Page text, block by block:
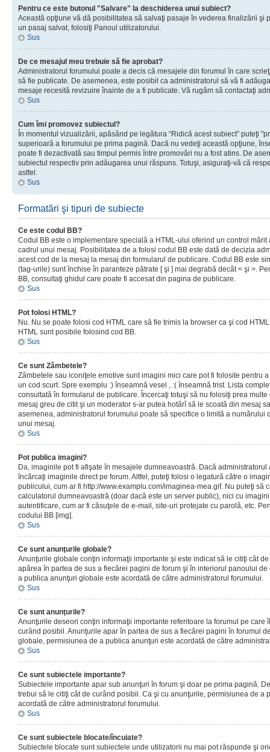
Pentru ce este butonul "Salvare" la deschiderea unui subiect?
Această opţiune vă dă posibilitatea să salvaţi pasaje în vederea finalizării şi
un pasaj salvat, folosiţi Panoul utilizatorului.
Sus
De ce mesajul meu trebuie să fie aprobat?
Administratorul forumului poate a decis că mesajele din forumul în care
să fie publicate. De asemenea, este posibil ca administratorul să vă fi
mesaje recesită revizuire înainte de a fi publicate. Vă rugăm să contactaţi
Sus
Cum îmi promovez subiectul?
În momentul vizualizării, apăsând pe legătura “Ridică acest subiect” puteţi
superioară a forumului pe prima pagină. Dacă nu vedeţi această opţiune,
poate fi dezactivată sau timpul permis între promovări nu a fost atins. De
subiectul respectiv prin adăugarea unui răspuns. Totuşi, asiguraţi-vă că
astfel.
Sus
Formatări şi tipuri de subiecte
Ce este codul BB?
Codul BB este o implementare specială a HTML-ului oferind un control
cadrul unui mesaj. Posibilitatea de a folosi codul BB este dată de decizia
acest cod de la mesaj la mesaj din formularul de publicare. Codul BB este
(tag-urile) sunt închise în paranteze pătrate [ şi ] mai degrabă decât < şi >.
BB, consultaţi ghidul care poate fi accesat din pagina de publicare.
Sus
Pot folosi HTML?
Nu. Nu se poate folosi cod HTML care să fie trimis la browser ca şi cod
HTML sunt posibile folosind cod BB.
Sus
Ce sunt Zâmbetele?
Zâmbetele sau iconiţele emotive sunt imagini mici care pot fi folosite pentru
un cod scurt. Spre exemplu :) înseamnă vesel , :( înseamnă trist. Lista
consultată în formularul de publicare. Încercaţi totuşi să nu folosiţi prea
mesaj greu de citit şi un moderator s-ar putea hotărî să le scoată din mesaj
asemenea, administratorul forumului poate să specifice o limită a numărului
unui mesaj.
Sus
Pot publica imagini?
Da, imaginile pot fi afişate în mesajele dumneavoastră. Dacă
încărcaţi imaginile direct pe forum. Altfel, puteţi folosi o legatură către o
publicului, cum ar fi http://www.examplu.com/imaginea-mea.gif. Nu puteţi să
calculatorul dumneavoastră (doar dacă este un server public), nici cu
autentificare, cum ar fi căsuţele de e-mail, site-uri protejate cu parolă, etc.
codului BB [img].
Sus
Ce sunt anunţurile globale?
Anunţurile globale conţin informaţii importante şi este indicat să le citiţi cât
apărea în partea de sus a fiecărei pagini de forum şi în interiorul panoului
a publica anunţuri globale este acordată de către administratorul forumului.
Sus
Ce sunt anunţurile?
Anunţurile deseori conţin informaţii importante referitoare la forumul pe care
curând posibil. Anunţurile apar în partea de sus a fiecărei pagini în forumul
globale, permisiunea de a publica anunţuri este acordată de către
Sus
Ce sunt subiectele importante?
Subiectele importante apar sub anunţuri în forum şi doar pe prima pagină.
trebui să le citiţi cât de curând posibil. Ca şi cu anunţurile, permisiunea de a
acordată de către administratorul forumului.
Sus
Ce sunt subiectele blocate/încuiate?
Subiectele blocate sunt subiectele unde utilizatorii nu mai pot răspunde şi